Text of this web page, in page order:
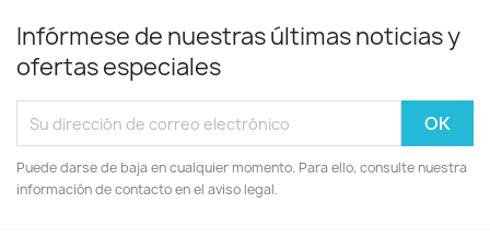
Infórmese de nuestras últimas noticias y
ofertas especiales
Puede darse de baja en cualquier momento. Para ello, consulte nuestra
información de contacto en el aviso legal.